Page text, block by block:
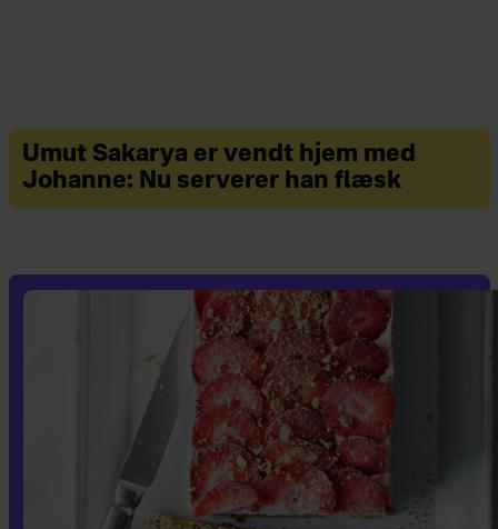
Umut Sakarya er vendt hjem med
Johanne: Nu serverer han flæsk